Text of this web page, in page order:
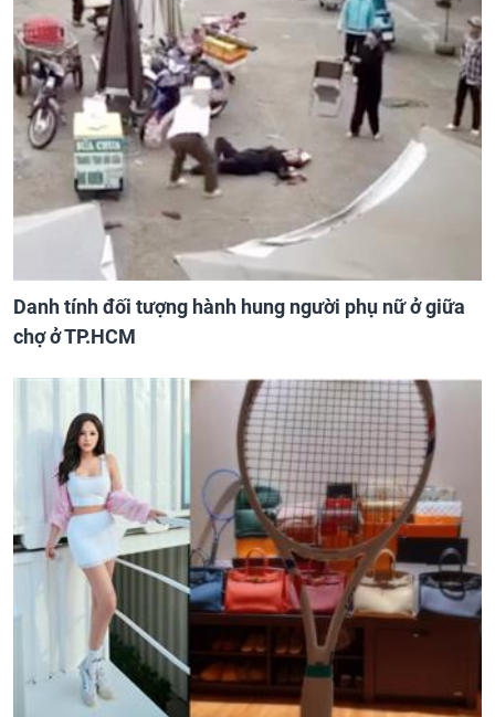
Danh tính đối tượng hành hung người phụ nữ ở giữa
chợ ở TP.HCM